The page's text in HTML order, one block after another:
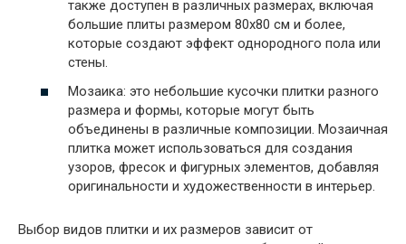
также доступен в различных размерах, включая
большие плиты размером 80х80 см и более,
которые создают эффект однородного пола или
стены.
Мозаика: это небольшие кусочки плитки разного
размера и формы, которые могут быть
объединены в различные композиции. Мозаичная
плитка может использоваться для создания
узоров, фресок и фигурных элементов, добавляя
оригинальности и художественности в интерьер.
Выбор видов плитки и их размеров зависит от